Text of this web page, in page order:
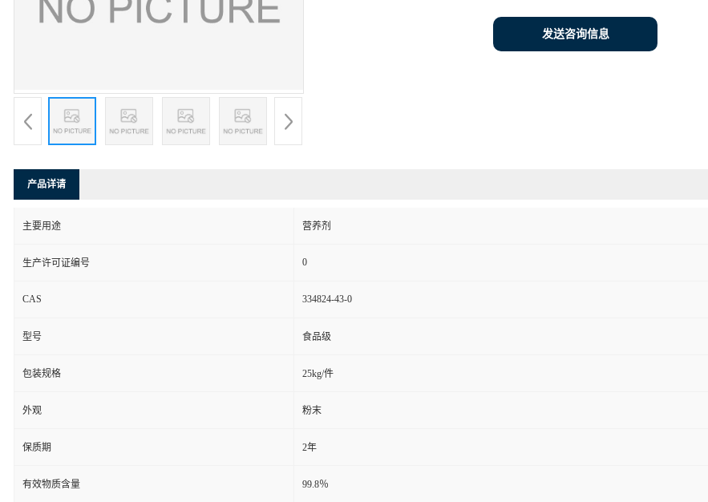
发送咨询信息
产品详请
主要用途 营养剂
生产许可证编号 0
CAS 334824-43-0
型号 食品级
包装规格 25kg/件
外观 粉末
保质期 2年
有效物质含量 99.8％